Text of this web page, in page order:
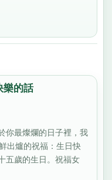
樂的話
你最燦爛的日子裡，我
出爐的祝福：生日快
五歲的生日。祝福女